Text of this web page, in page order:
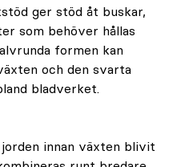
ger stöd åt buskar,
som behöver hållas
formen kan
och den svarta
bladverket.
innan växten blivit